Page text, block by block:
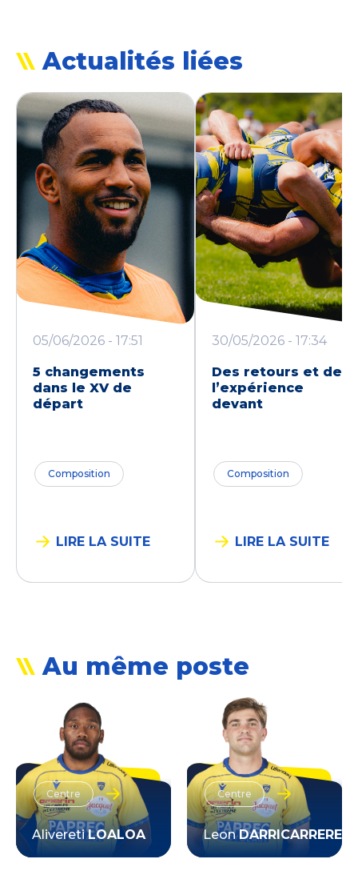
Actualités liées
05/06/2026 - 17:51
5 changements
dans le XV de
départ
Composition
LIRE LA SUITE
30/05/2026 - 17:34
Des retours et de
l’expérience
devant
Composition
LIRE LA SUITE
Au même poste
Centre
AliveretiLOALOA
Centre
LeonDARRICARRERE